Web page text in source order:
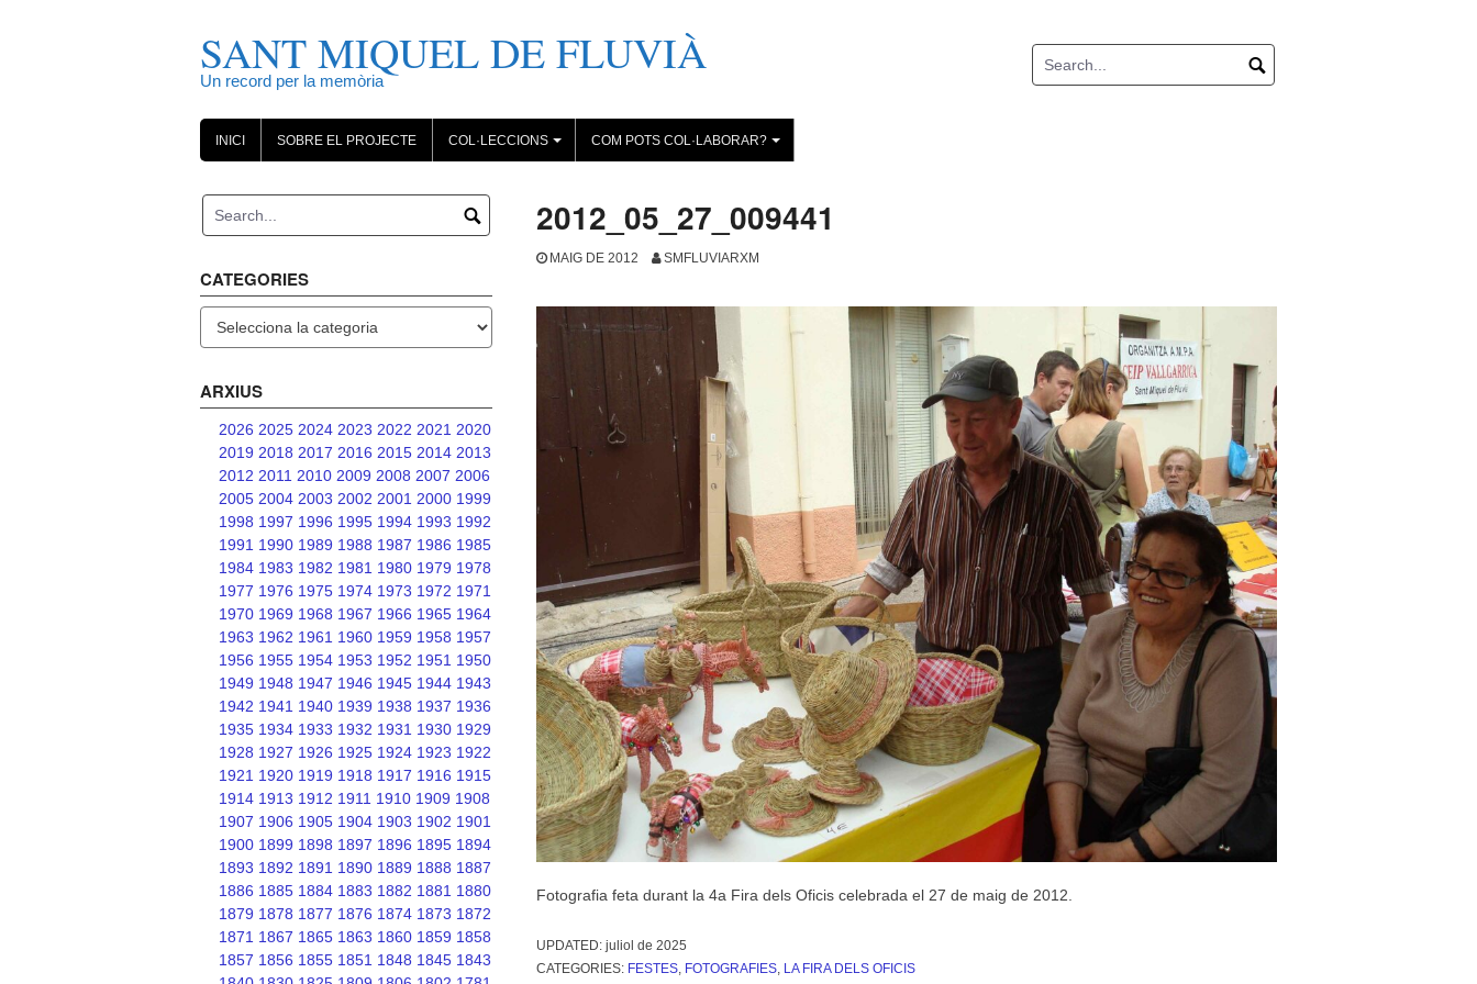
SANT MIQUEL DE FLUVIÀ
Un record per la memòria
INICI SOBRE EL PROJECTE
+
COL·LECCIONS
+
COM POTS COL·LABORAR?
2012_05_27_009441
MAIG DE 2012 SMFLUVIARXM
Fotografia feta durant la 4a Fira dels Oficis celebrada el 27 de maig de 2012.
UPDATED: juliol de 2025
CATEGORIES: FESTES, FOTOGRAFIES, LA FIRA DELS OFICIS
CATEGORIES
ARXIUS
2026 2025 2024 2023 2022 2021 2020
2019 2018 2017 2016 2015 2014 2013
2012 2011 2010 2009 2008 2007 2006
2005 2004 2003 2002 2001 2000 1999
1998 1997 1996 1995 1994 1993 1992
1991 1990 1989 1988 1987 1986 1985
1984 1983 1982 1981 1980 1979 1978
1977 1976 1975 1974 1973 1972 1971
1970 1969 1968 1967 1966 1965 1964
1963 1962 1961 1960 1959 1958 1957
1956 1955 1954 1953 1952 1951 1950
1949 1948 1947 1946 1945 1944 1943
1942 1941 1940 1939 1938 1937 1936
1935 1934 1933 1932 1931 1930 1929
1928 1927 1926 1925 1924 1923 1922
1921 1920 1919 1918 1917 1916 1915
1914 1913 1912 1911 1910 1909 1908
1907 1906 1905 1904 1903 1902 1901
1900 1899 1898 1897 1896 1895 1894
1893 1892 1891 1890 1889 1888 1887
1886 1885 1884 1883 1882 1881 1880
1879 1878 1877 1876 1874 1873 1872
1871 1867 1865 1863 1860 1859 1858
1857 1856 1855 1851 1848 1845 1843